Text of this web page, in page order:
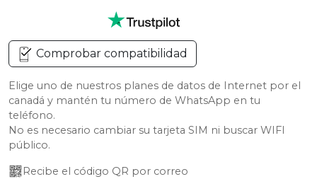
Comprobar compatibilidad
Elige uno de nuestros planes de datos de Internet por el
canadá y mantén tu número de WhatsApp en tu
teléfono.
No es necesario cambiar su tarjeta SIM ni buscar WIFI
público.
Recibe el código QR por correo